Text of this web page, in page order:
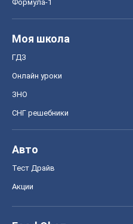
Формула-1
Моя школа
ГДЗ
Онлайн уроки
ЗНО
СНГ решебники
Авто
Тест Драйв
Акции